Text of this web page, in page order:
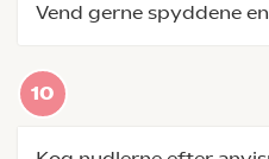
Vend gerne spyddene